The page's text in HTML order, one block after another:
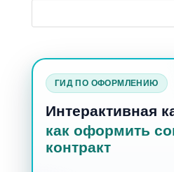
ГИД ПО ОФОРМЛЕНИЮ
Интерактивная
как оформить
контракт